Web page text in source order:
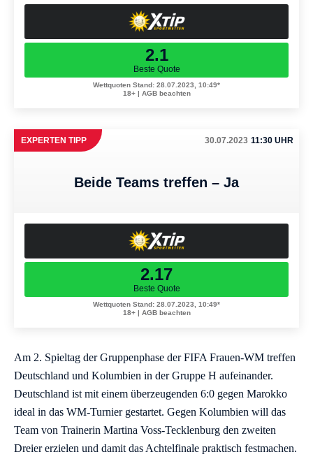
2.1
Beste Quote
Wettquoten Stand: 28.07.2023, 10:49*
18+ | AGB beachten
EXPERTEN TIPP 30.07.2023 11:30 UHR
Beide Teams treffen – Ja
2.17
Beste Quote
Wettquoten Stand: 28.07.2023, 10:49*
18+ | AGB beachten
Am 2. Spieltag der Gruppenphase der FIFA Frauen-WM treffen
Deutschland und Kolumbien in der Gruppe H aufeinander.
Deutschland ist mit einem überzeugenden 6:0 gegen Marokko
ideal in das WM-Turnier gestartet. Gegen Kolumbien will das
Team von Trainerin Martina Voss-Tecklenburg den zweiten
Dreier erzielen und damit das Achtelfinale praktisch festmachen.